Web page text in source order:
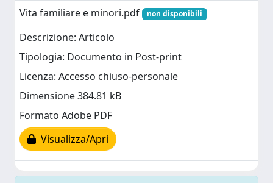
Vita familiare e minori.pdf
non disponibili
Descrizione: Articolo
Tipologia: Documento in Post-print
Licenza: Accesso chiuso-personale
Dimensione 384.81 kB
Formato Adobe PDF
Visualizza/Apri